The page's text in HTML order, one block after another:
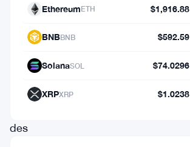
investisseurs
font
appel
des
EthereumETH $1,916.88
BNBBNB $592.59
SolanaSOL $74.0296
XRPXRP $1.0238